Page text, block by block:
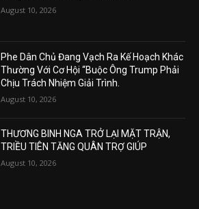
August 10, 2026
Phe Dân Chủ Đang Vạch Ra Kế Hoạch Khác
Thường Với Cơ Hội “Buộc Ông Trump Phải
Chịu Trách Nhiệm Giải Trình.
August 10, 2026
THƯƠNG BINH NGA TRỞ LẠI MẶT TRẬN,
TRIỀU TIÊN TĂNG QUÂN TRỢ GIÚP
August 10, 2026